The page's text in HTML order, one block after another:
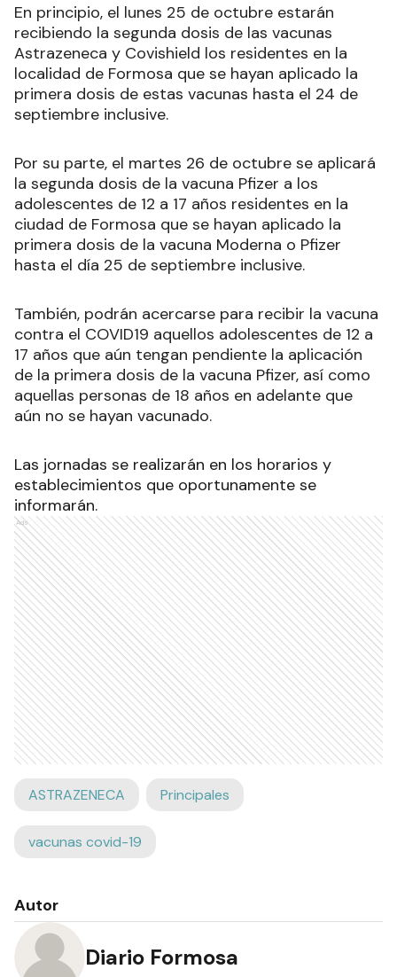
En principio, el lunes 25 de octubre estarán
recibiendo la segunda dosis de las vacunas
Astrazeneca y Covishield los residentes en la
localidad de Formosa que se hayan aplicado la
primera dosis de estas vacunas hasta el 24 de
septiembre inclusive.
Por su parte, el martes 26 de octubre se aplicará
la segunda dosis de la vacuna Pfizer a los
adolescentes de 12 a 17 años residentes en la
ciudad de Formosa que se hayan aplicado la
primera dosis de la vacuna Moderna o Pfizer
hasta el día 25 de septiembre inclusive.
También, podrán acercarse para recibir la vacuna
contra el COVID19 aquellos adolescentes de 12 a
17 años que aún tengan pendiente la aplicación
de la primera dosis de la vacuna Pfizer, así como
aquellas personas de 18 años en adelante que
aún no se hayan vacunado.
Las jornadas se realizarán en los horarios y
establecimientos que oportunamente se
informarán.
Ads
ASTRAZENECA Principales
vacunas covid-19
Autor
Diario Formosa